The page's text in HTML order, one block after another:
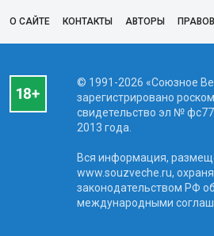
О САЙТЕ КОНТАКТЫ АВТОРЫ
© 1991-2026 «Союзное
зарегистрировано
свидетельство эл №
2013 года.
Вся информация,
www.souzveche.ru,
законодательством РФ
международными